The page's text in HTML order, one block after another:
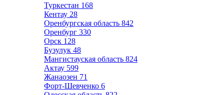
Туркестан 168
Кентау 28
Оренбургская область 842
Оренбург 330
Орск 128
Бузулук 48
Мангистауская область 824
Актау 599
Жанаозен 71
Форт-Шевченко 6